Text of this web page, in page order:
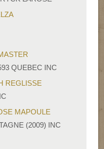
QUEBEC INC
REGLISSE
MAPOULE
(2009) INC